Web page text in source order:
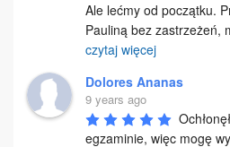
Ale lećmy od początku.
Pauliną bez zastrzeżeń,
czytaj więcej
Dolores Ananas
9 years ago
egzaminie, więc mogę